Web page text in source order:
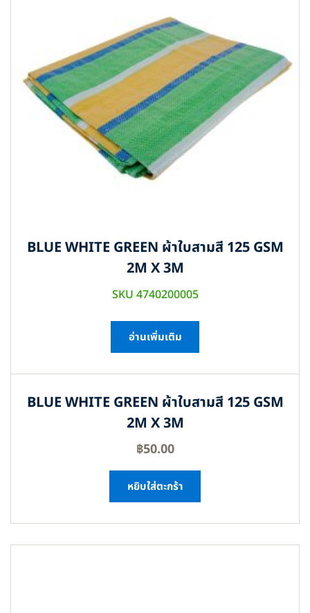
BLUE WHITE GREEN ผ้าใบสามสี 125 GSM
2M X 3M
SKU 4740200005
อ่านเพิ่มเติม
BLUE WHITE GREEN ผ้าใบสามสี 125 GSM
2M X 3M
฿50.00
หยิบใส่ตะกร้า